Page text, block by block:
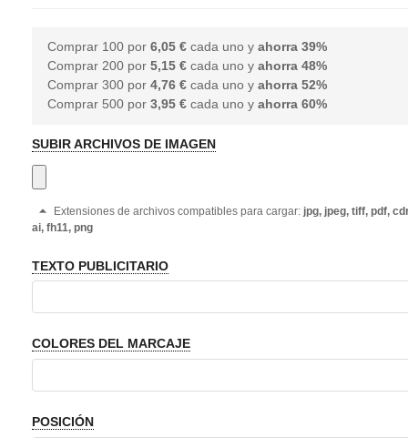
Comprar 100 por6,05 € cada uno yahorra39%
Comprar 200 por5,15 € cada uno yahorra48%
Comprar 300 por4,76 € cada uno yahorra52%
Comprar 500 por3,95 € cada uno yahorra60%
SUBIR ARCHIVOS DE IMAGEN
Extensiones de archivos compatibles para cargar: jpg, jpeg, tiff, pdf,
ai, fh11, png
TEXTO PUBLICITARIO
COLORES DEL MARCAJE
POSICIÓN